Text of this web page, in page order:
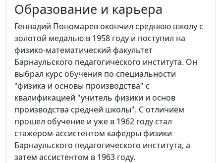
Образование и карьера
Геннадий Пономарев окончил среднюю школу с
золотой медалью в 1958 году и поступил на
физико-математический факультет
Барнаульского педагогического института. Он
выбрал курс обучения по специальности
"физика и основы производства" с
квалификацией "учитель физики и основ
производства средней школы". С отличием
прошел обучение и уже в 1962 году стал
стажером-ассистентом кафедры физики
Барнаульского педагогического института, а
затем ассистентом в 1963 году.